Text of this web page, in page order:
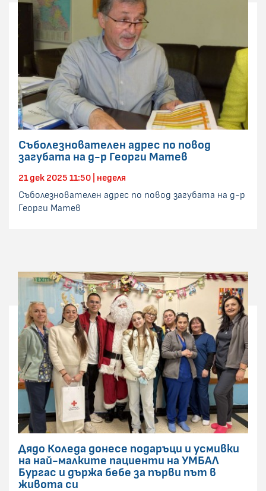
Съболезнователен адрес по повод
загубата на д-р Георги Матев
21 дек 2025 11:50 | неделя
Съболезнователен адрес по повод загубата на д-р
Георги Матев
Дядо Коледа донесе подаръци и усмивки
на най-малките пациенти на УМБАЛ
Бургас и държа бебе за първи път в
живота си